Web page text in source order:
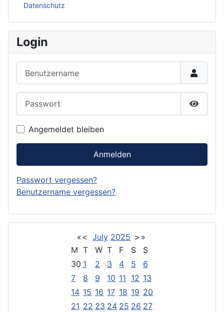
Datenschutz
Login
Angemeldet bleiben
Anmelden
Passwort vergessen?
Benutzername vergessen?
«< July 2025 > »
M T W T F S
S
30 1 2 3 4 5
6
7
8 9 10 11 12 13
14 15 16 17 18 19 20
21 22 23 24 25 26 27